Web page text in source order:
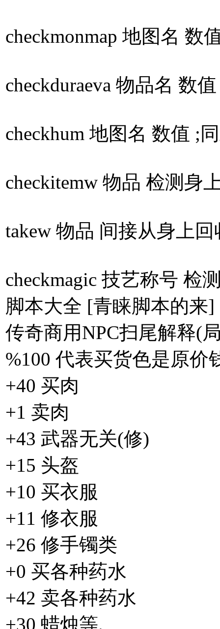
checkmonmap 地图名
checkduraeva 物品名 数
checkhum 地图名 数值 ;
checkitemw 物品 检测身
takew 物品 间接从身上
checkmagic 技艺称号 检
脚本大全 [青睐脚本的来]
传奇商用NPC扫尾解释(
%100 代表买货色是原价
+40 买肉
+1 卖肉
+43 武器无关(修)
+15 头盔
+10 买衣服
+11 修衣服
+26 修手镯类
+0 买各种药水
+42 卖各种药水
+30 蜡烛等.